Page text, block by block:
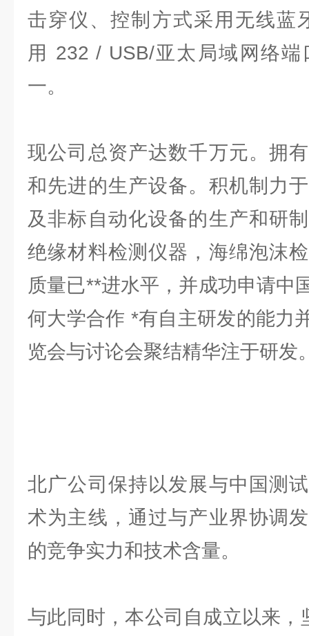
击穿仪、控制方式采用无线蓝
用 232 / USB/亚太局域网络
一。
现公司总资产达数千万元。拥
和先进的生产设备。积机制力
及非标自动化设备的生产和研
绝缘材料检测仪器，海绵泡沫
质量已**进水平，并成功申请中
何大学合作 *有自主研发的能力
览会与讨论会聚结精华注于研发
北广公司保持以发展与中国测
术为主线，通过与产业界协调
的竞争实力和技术含量。
与此同时，本公司自成立以来，